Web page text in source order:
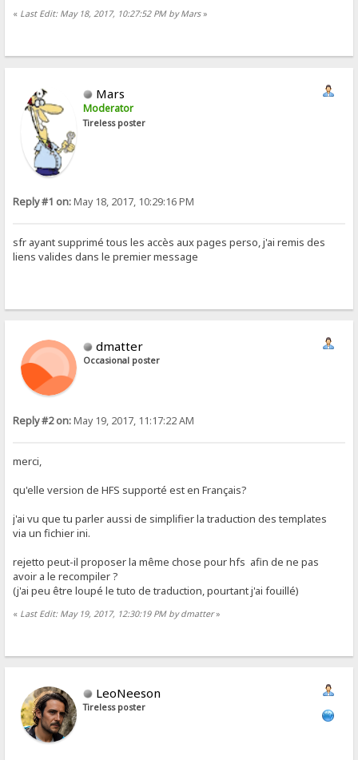
« Last Edit: May 18, 2017, 10:27:52 PM by Mars»
Mars
Moderator
Tireless poster
Reply #1 on:May 18, 2017, 10:29:16 PM
sfr ayant supprimé tous les accès aux pages perso, j'ai remis des
liens valides dans le premier message
dmatter
Occasional poster
Reply #2 on:May 19, 2017, 11:17:22 AM
merci,
qu'elle version de HFS supporté est en Français?
j'ai vu que tu parler aussi de simplifier la traduction des templates
via un fichier ini.
rejetto peut-il proposer la même chose pour hfs afin de ne pas
avoir a le recompiler ?
(j'ai peu être loupé le tuto de traduction, pourtant j'ai fouillé)
« Last Edit: May 19, 2017, 12:30:19 PM by dmatter»
LeoNeeson
Tireless poster